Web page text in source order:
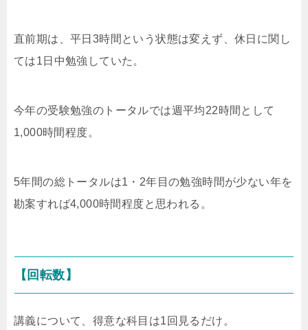
直前期は、平日3時間という状態は変えず、休日に関し
ては1日中勉強していた。
今年の受験勉強のトータルでは週平均22時間として
1,000時間程度。
5年間の総トータルは1・2年目の勉強時間が少ない年を
勘案すれば4,000時間程度と思われる。
【回転数】
講義について、得意な科目は1回見るだけ。